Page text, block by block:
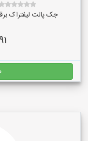
جک پالت لیفتراک